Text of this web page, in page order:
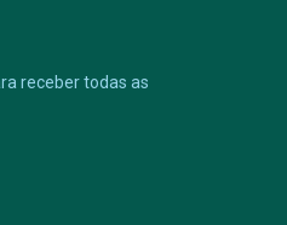
receber todas as